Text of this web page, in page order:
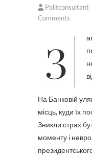
Politconsultant
Comments
Заміна Богдана Єрмаком чітко
На Банковій
місць, куди їх
Зникли страх
моменту і